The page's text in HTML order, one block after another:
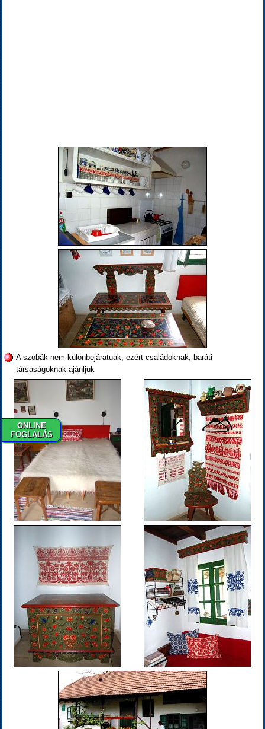
ONLINE
FOGLALÁS
A szobák nem különbejáratuak, ezért családoknak, baráti
társaságoknak ajánljuk